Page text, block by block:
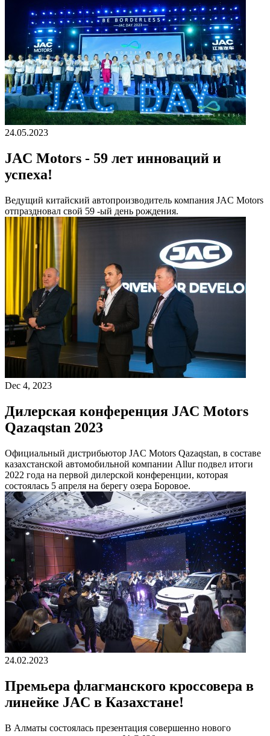
24.05.2023
JAC Motors - 59 лет инноваций и
успеха!
Ведущий китайский автопроизводитель компания JAC Motors
отпраздновал свой 59 -ый день рождения.
Dec 4, 2023
Дилерская конференция JAC Motors
Qazaqstan 2023
Официальный дистрибьютор JAC Motors Qazaqstan, в составе
казахстанской автомобильной компании Allur подвел итоги
2022 года на первой дилерской конференции, которая
состоялась 5 апреля на берегу озера Боровое.
24.02.2023
Премьера флагманского кроссовера в
линейке JAC в Казахстане!
В Алматы состоялась презентация совершенно нового